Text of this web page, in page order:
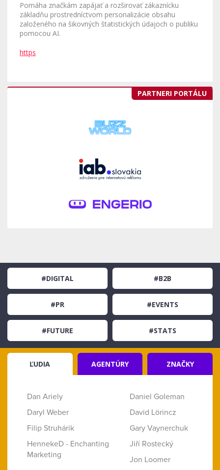
Pomáha značkám zapájať a rozširovať zákaznícku
základňu prostredníctvom personalizácie obsahu
založeného na šikovných štatistických údajoch o publiku
pomocou AI.
https
PARTNERI PORTÁLU
#DIGITAL #B2B
#PR #EVENTS
#FUTURE #STATS
ĽUDIA AGENTÚRY ZNAČKY
Dan Ariely
Daniel Goleman
Daryl Weber
David Lörincz
Filip Struhárik
Gary Vaynerchuk
HennekeD - Enchanting
Marketing
Jiří Rostecký
Jon Loomer